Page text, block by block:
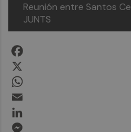
Reunión entre Santos
JUNTS